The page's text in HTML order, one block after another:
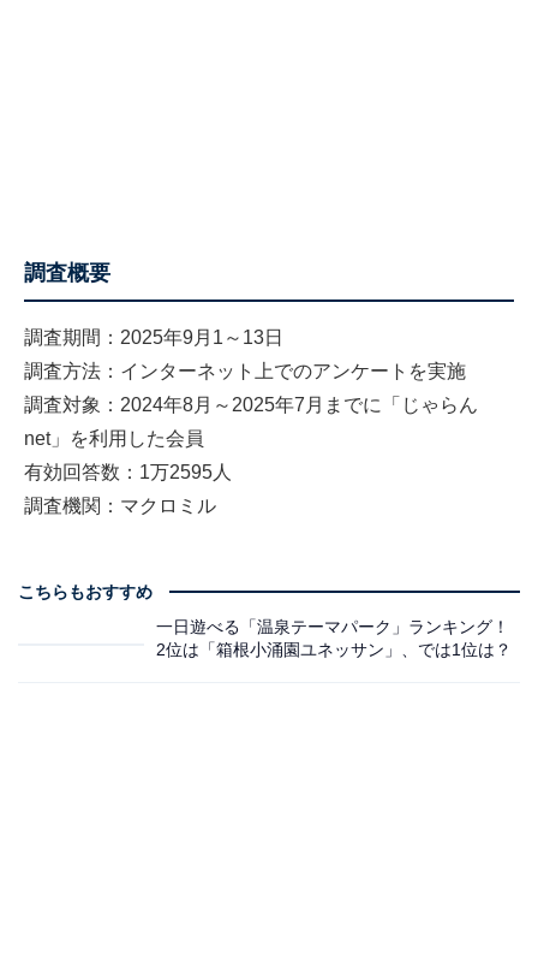
調査概要
調査期間：2025年9月1～13日
調査方法：インターネット上でのアンケートを実施
調査対象：2024年8月～2025年7月までに「じゃらん
net」を利用した会員
有効回答数：1万2595人
調査機関：マクロミル
こちらもおすすめ
一日遊べる「温泉テーマパーク」ランキング！
2位は「箱根小涌園ユネッサン」、では1位は？